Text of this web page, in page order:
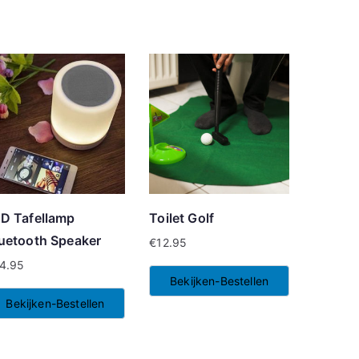
Tafellamp
Speaker
Bekijken-Bestellen
Toilet Golf
€12.95
Bekijken-Bestellen